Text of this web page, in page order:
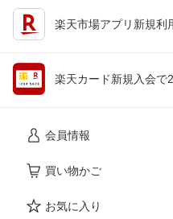
楽天市場アプリ新規利
楽天カード新規入会で
会員情報
買い物かご
お気に入り